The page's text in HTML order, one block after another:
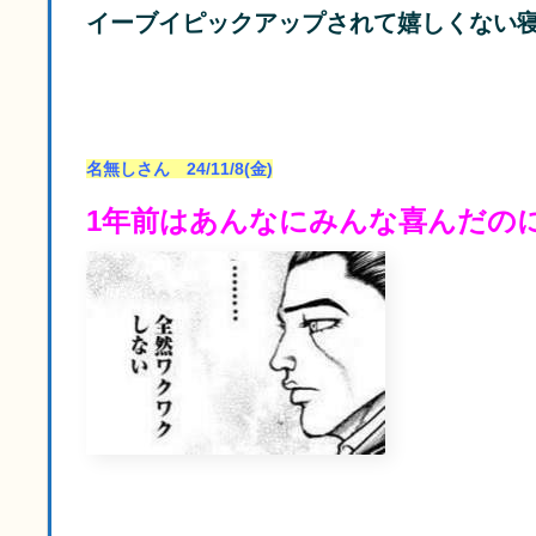
イーブイピックアップされて嬉しくない
名無しさん 24/11/8(金)
1年前はあんなにみんな喜んだの